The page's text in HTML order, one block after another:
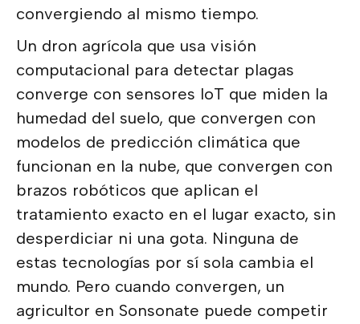
convergiendo al mismo tiempo.
Un dron agrícola que usa visión
computacional para detectar plagas
converge con sensores IoT que miden la
humedad del suelo, que convergen con
modelos de predicción climática que
funcionan en la nube, que convergen con
brazos robóticos que aplican el
tratamiento exacto en el lugar exacto, sin
desperdiciar ni una gota. Ninguna de
estas tecnologías por sí sola cambia el
mundo. Pero cuando convergen, un
agricultor en Sonsonate puede competir